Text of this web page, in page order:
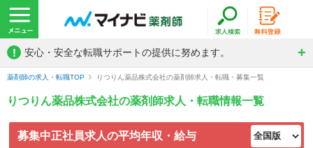
! 安心・安全な転職サポートの提供に努めます。
薬剤師の求人・転職TOP りつりん薬品株式会社の薬剤師求人・転職・募集一覧
りつりん薬品株式会社の薬剤師求人・転職情報一覧
募集中正社員求人の平均年収・給与